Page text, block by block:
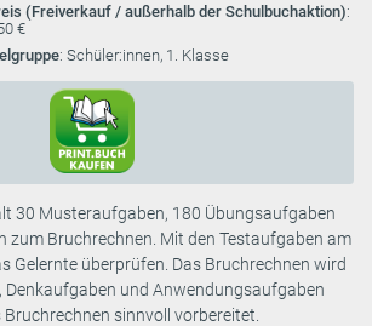
(Freiverkauf / außerhalb der Schulbuchaktion):
€
: Schüler:innen, 1. Klasse
30 Musteraufgaben, 180 Übungsaufgaben
zum Bruchrechnen. Mit den Testaufgaben am
Gelernte überprüfen. Das Bruchrechnen wird
Denkaufgaben und Anwendungsaufgaben
sinnvoll vorbereitet.